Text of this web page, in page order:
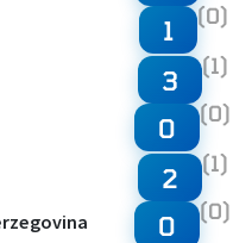
1 (0)
3 (1)
0 (0)
2 (1)
0 (0)